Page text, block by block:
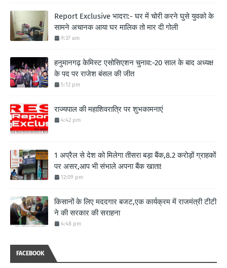
Report Exclusive भादरा:- घर में चोरी करने घुसे युवको के
सामने अचानक आया घर मालिक तो मार दी गोली
9:37 am
हनुमानगढ़ केमिस्ट एसोसिएशन चुनाव:-20 साल के बाद अध्यक्ष
के पद पर राजेश बंसल की जीत
5:12 pm
राज्यपाल की महाशिवरात्रि पर शुभकामनाएं
4:42 pm
1 अप्रैल से देश को मिलेगा तीसरा बड़ा बैंक,8.2 करोड़ों ग्राहकों
पर असर,आप भी संभाले अपना बैंक खाता!
12:09 pm
किसानों के लिए मददगार बजट,एक कार्यक्रम में राजमंत्री टीटी
ने की सरकार की सराहना
4:48 pm
FACEBOOK